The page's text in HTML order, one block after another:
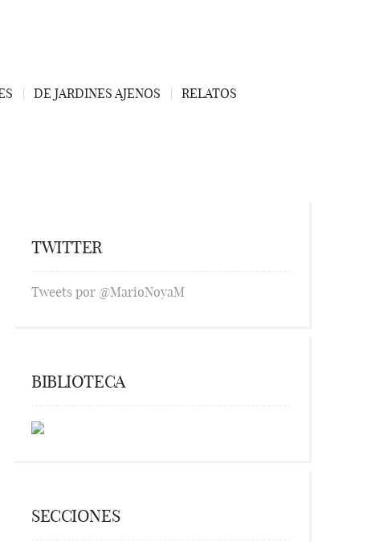
DE JARDINES AJENOS RELATOS
TWITTER
Tweets por @MarioNoyaM
BIBLIOTECA
SECCIONES